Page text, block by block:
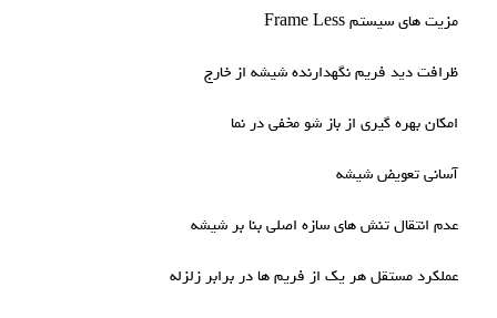
مزيت های سيستم Frame Less
ظرافت دید فریم نگهدارنده شیشه از خارج
امکان بهره گیری از باز شو مخفی در نما
آسانی تعویض شیشه
عدم انتقال تنش های سازه اصلی بنا بر شیشه
عملکرد مستقل هر یک از فریم ها در برابر زلزله